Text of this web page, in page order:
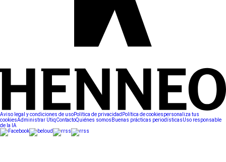
Aviso legal y condiciones de usoPolítica de privacidad Política de cookiespersonaliza tus
cookiesAdministrar UtiqContactoQuiénes somos Buenas prácticas periodísticasUso responsable
de la IA